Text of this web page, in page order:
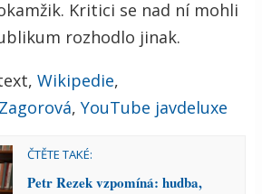
Kritici se nad ní mohli
rozhodlo jinak.
Wikipedie,
, YouTube javdeluxe
ČTĚTE TAKÉ:
Petr Rezek vzpomíná: hudba,